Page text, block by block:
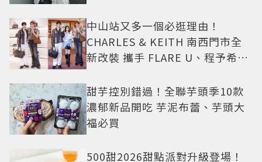
中山站又多一個必逛理由！
CHARLES & KEITH 南西門市全
新改裝 攜手 FLARE U、程予希演
甜芋控別錯過！全聯芋頭季10款
濃郁新品開吃 芋泥布蕾、芋頭大
福必買
500甜2026甜點派對升級登場！